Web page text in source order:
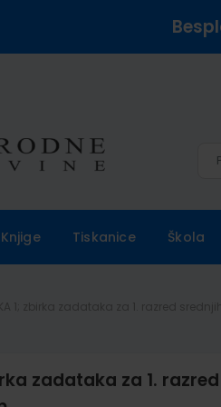
Knjige Tiskanice Škola
zadataka za 1.